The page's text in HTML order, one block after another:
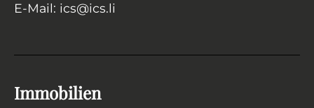
E-Mail: ics@ics.li
Immobilien